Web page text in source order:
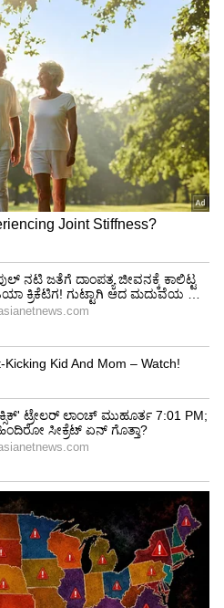
ಹಲವಾರು ಮಂದಿಯನ್ನು
ಹಸುವಿಗೆ ಬಾಳೆಹಣ್ಣು ಮತ್ತು